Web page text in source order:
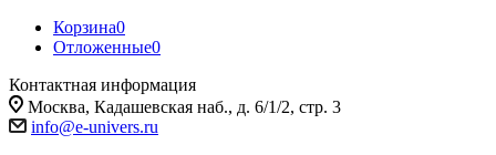
Корзина0
Отложенные0
Контактная информация
Москва, Кадашевская наб., д. 6/1/2, стр. 3
info@e-univers.ru